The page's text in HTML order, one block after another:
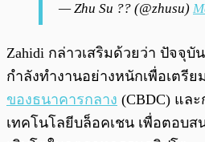
— Zhu Su ?? (@zhusu)
Zahidi กล่าวเสริมด้วยว่า ปัจจุบัน
กำลังทำงานอย่างหนักเพื่อเตรีย
ของธนาคารกลาง (CBDC) แล
เทคโนโลยีบล็อคเชน เพื่อตอบ